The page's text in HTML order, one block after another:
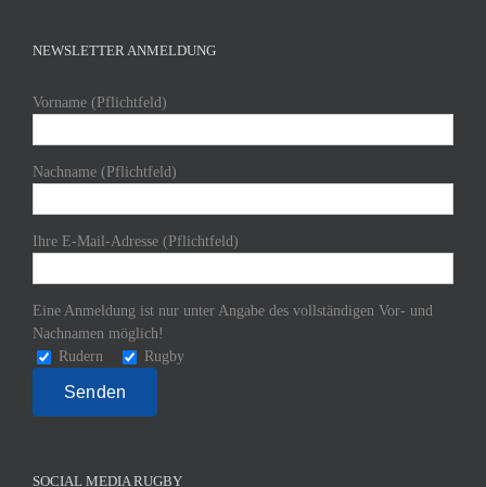
NEWSLETTER ANMELDUNG
Vorname (Pflichtfeld)
Nachname (Pflichtfeld)
Ihre E-Mail-Adresse (Pflichtfeld)
Eine Anmeldung ist nur unter Angabe des vollständigen Vor- und
Nachnamen möglich!
Rudern
Rugby
SOCIAL MEDIA RUGBY